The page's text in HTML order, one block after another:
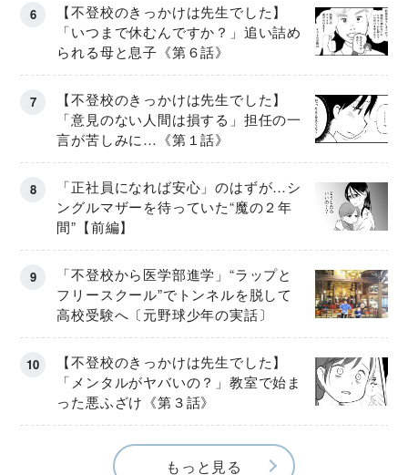
【不登校のきっかけは先生でした】
「いつまで休むんですか？」追い詰め
られる母と息子《第６話》
【不登校のきっかけは先生でした】
「意見のない人間は損する」担任の一
言が苦しみに…《第１話》
「正社員になれば安心」のはずが…シ
ングルマザーを待っていた“魔の２年
間”【前編】
「不登校から医学部進学」“ラップと
フリースクール”でトンネルを脱して
高校受験へ〔元野球少年の実話〕
【不登校のきっかけは先生でした】
「メンタルがヤバいの？」教室で始ま
った悪ふざけ《第３話》
もっと見る